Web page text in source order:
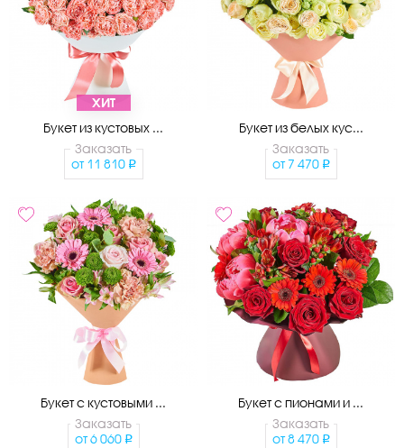
ХИТ
Букет из кустовых ...
Заказать
от 11 810
Букет из белых кус...
Заказать
от 7 470
Букет с кустовыми ...
Заказать
от 6 060
Букет с пионами и ...
Заказать
от 8 470